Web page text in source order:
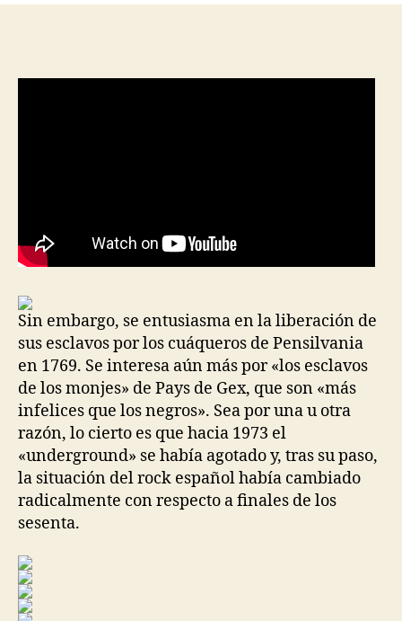
Sin embargo, se entusiasma en la liberación de
sus esclavos por los cuáqueros de Pensilvania
en 1769. Se interesa aún más por «los esclavos
de los monjes» de Pays de Gex, que son «más
infelices que los negros». Sea por una u otra
razón, lo cierto es que hacia 1973 el
«underground» se había agotado y, tras su paso,
la situación del rock español había cambiado
radicalmente con respecto a finales de los
sesenta.